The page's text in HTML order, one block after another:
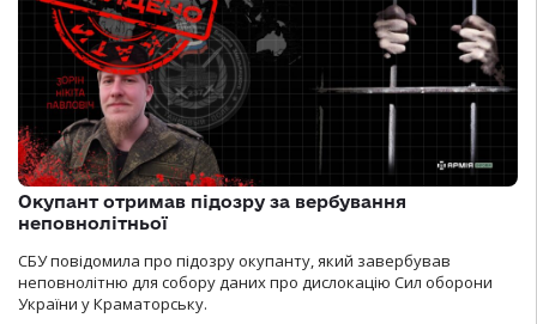
Окупант отримав підозру за вербування
неповнолітньої
СБУ повідомила про підозру окупанту, який завербував
неповнолітню для собору даних про дислокацію Сил оборони
України у Краматорську.